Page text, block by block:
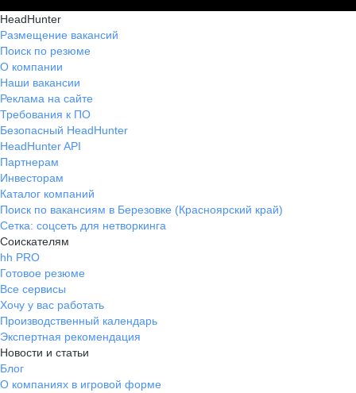
HeadHunter
Размещение вакансий
Поиск по резюме
О компании
Наши вакансии
Реклама на сайте
Требования к ПО
Безопасный HeadHunter
HeadHunter API
Партнерам
Инвесторам
Каталог компаний
Поиск по вакансиям в Березовке (Красноярский край)
Сетка: соцсеть для нетворкинга
Соискателям
hh PRO
Готовое резюме
Все сервисы
Хочу у вас работать
Производственный календарь
Экспертная рекомендация
Новости и статьи
Блог
О компаниях в игровой форме